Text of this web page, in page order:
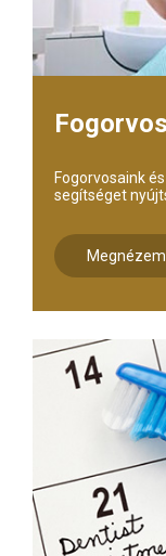
Fogorvosaink
segítséget
Megnézem